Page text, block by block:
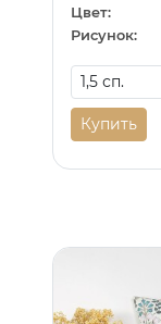
Цвет:
Рисунок:
Купить